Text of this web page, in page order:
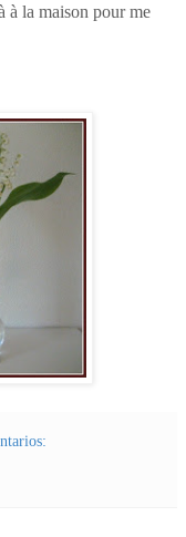
à la maison pour me